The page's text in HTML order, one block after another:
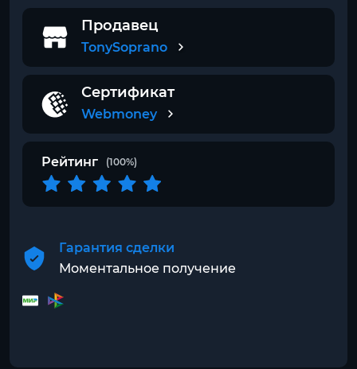
Продавец
TonySoprano
Сертификат
Webmoney
Рейтинг (100%)
Гарантия сделки
Моментальное получение